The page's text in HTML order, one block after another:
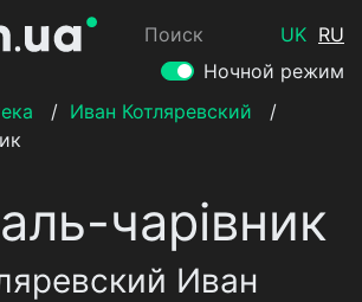
Поиск UK RU
Ночной режим
/ Иван Котляревский
/
чарівник
Иван